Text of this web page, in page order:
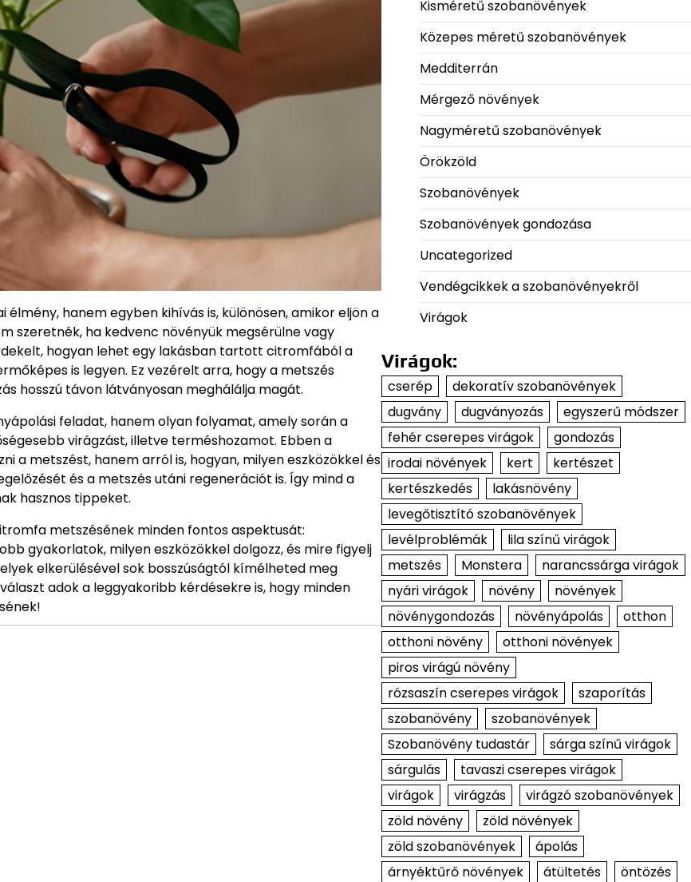
hanem egyben kihívás is, különösen, amikor eljön a
szeretnék, ha kedvenc növényük megsérülne vagy
hogyan lehet egy lakásban tartott citromfából a
is legyen. Ez vezérelt arra, hogy a metszés
hosszú távon látványosan meghálálja magát.
feladat, hanem olyan folyamat, amely során a
virágzást, illetve terméshozamot. Ebben a
a metszést, hanem arról is, hogyan, milyen eszközökkel és
és a metszés utáni regenerációt is. Így mind a
hasznos tippeket.
metszésének minden fontos aspektusát:
gyakorlatok, milyen eszközökkel dolgozz, és mire figyelj
elkerülésével sok bosszúságtól kímélheted meg
adok a leggyakoribb kérdésekre is, hogy minden
Kisméretű szobanövények
Közepes méretű szobanövények
Medditerrán
Mérgező növények
Nagyméretű szobanövények
Örökzöld
Szobanövények
Szobanövények gondozása
Uncategorized
Vendégcikkek a szobanövényekről
Virágok
Virágok:
cserép
dekoratív szobanövények
dugvány
dugványozás
egyszerű módszer
fehér cserepes virágok
gondozás
irodai növények
kert
kertészet
kertészkedés
lakásnövény
levegőtisztító szobanövények
levélproblémák
lila színű virágok
metszés
Monstera
narancssárga virágok
nyári virágok
növény
növények
növénygondozás
növényápolás
otthon
otthoni növény
otthoni növények
piros virágú növény
rózsaszín cserepes virágok
szaporítás
szobanövény
szobanövények
Szobanövény tudastár
sárga színű virágok
sárgulás
tavaszi cserepes virágok
virágok
virágzás
virágzó szobanövények
zöld növény
zöld növények
zöld szobanövények
ápolás
árnyéktűrő növények
átültetés öntözés